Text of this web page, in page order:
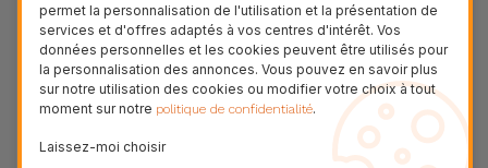
silicone
Nos coques en silicone pour iPhone ont une
construction robuste et de qualité, avec une
construction à trois couches, pour éviter au
maximum les accidents et les casses !
permet la personnalisation de l'utilisation et la présentation de
services et d'offres adaptés à vos centres d'intérêt. Vos
données personnelles et les cookies peuvent être utilisés pour
la personnalisation des annonces. Vous pouvez en savoir plus
sur notre utilisation des cookies ou modifier votre choix à tout
moment sur notre politique de confidentialité.
Laissez-moi choisir